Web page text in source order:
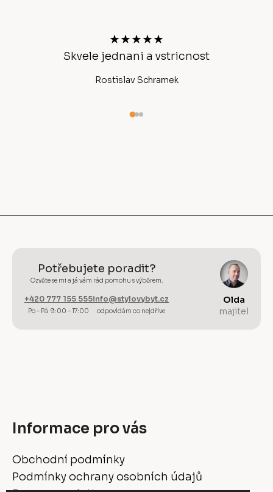
★★★★★
Skvele jednani a vstricnost
Rostislav Schramek
Potřebujete poradit?
Ozvěte se mi a já vám rád pomohu s výběrem.
+420 777 155 555
Po – Pá 9:00 – 17:00
info@stylovybyt.cz
odpovídám co nejdříve
Olda
majitel
Informace pro vás
Obchodní podmínky
Podmínky ochrany osobních údajů